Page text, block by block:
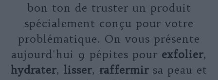
bon ton de truster un produit
spécialement conçu pour votre
problématique. On vous présente
aujourd'hui 9 pépites pour exfolier,
hydrater, lisser, raffermir sa peau et